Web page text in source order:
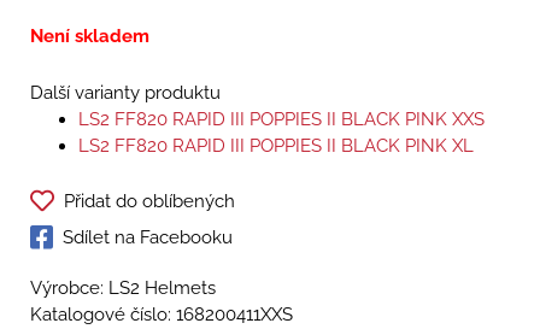
Není skladem
Další varianty produktu
LS2 FF820 RAPID III POPPIES II BLACK PINK XXS
LS2 FF820 RAPID III POPPIES II BLACK PINK XL
Přidat do oblíbených
Sdílet na Facebooku
Výrobce: LS2 Helmets
Katalogové číslo: 168200411XXS